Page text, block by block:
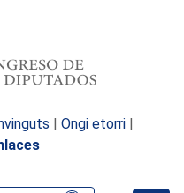
| Ongi etorri |